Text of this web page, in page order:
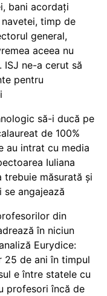
bani acordați
timp de
general,
aceea nu
ISJ ne-a cerut să
pentru
să-i ducă pe
de 100%
au intrat cu media
Iuliana
trebuie măsurată și
angajează
din
în niciun
Eurydice:
25 de ani în timpul
e între statele cu
profesori încă de